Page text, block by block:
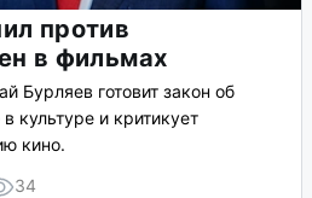
против
в фильмах
Бурляев готовит закон об
культуре и критикует
кино.
34